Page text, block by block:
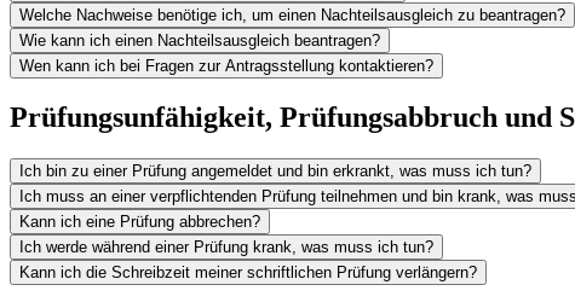
Welche Nachweise benötige ich, um einen Nachteilsausgleich zu beantragen?
Wie kann ich einen Nachteilsausgleich beantragen?
Wen kann ich bei Fragen zur Antragsstellung kontaktieren?
Prüfungsunfähigkeit, Prüfungsabbruch und
Ich bin zu einer Prüfung angemeldet und bin erkrankt, was muss ich tun?
Ich muss an einer verpflichtenden Prüfung teilnehmen und bin krank, was
Kann ich eine Prüfung abbrechen?
Ich werde während einer Prüfung krank, was muss ich tun?
Kann ich die Schreibzeit meiner schriftlichen Prüfung verlängern?